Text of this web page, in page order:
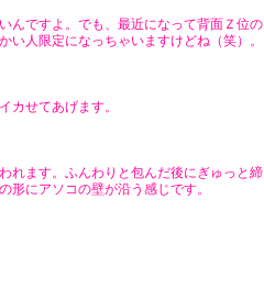
んですよ。でも、最近になって背面Ｚ位の
い人限定になっちゃいますけどね（笑）。
カせてあげます。
れます。ふんわりと包んだ後にぎゅっと締
形にアソコの壁が沿う感じです。